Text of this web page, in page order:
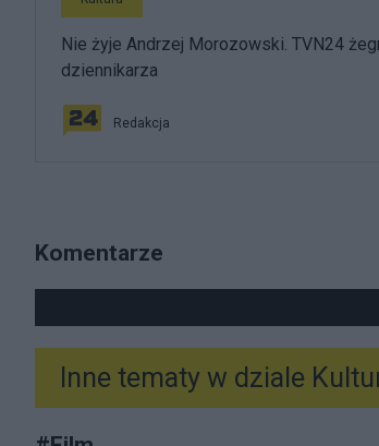
Nie żyje Andrzej Morozowski. TVN24
dziennikarza
Redakcja
Komentarze
Inne tematy w dziale